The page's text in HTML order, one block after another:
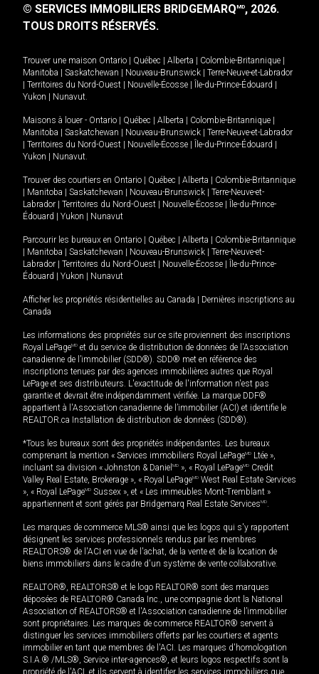
© SERVICES IMMOBILIERS BRIDGEMARQMD, 2026.
TOUS DROITS RÉSERVÉS.
Trouver une maison Ontario Québec Alberta Colombie-Britannique
Manitoba
Saskatchewan Nouveau-Brunswick
Terre-Neuve-et-Labrador
Territoires du Nord-Ouest Nouvelle-Écosse Île-du-Prince-Édouard
Yukon
Nunavut.
Maisons à louer - Ontario Québec Alberta Colombie-Britannique
Manitoba
Saskatchewan Nouveau-Brunswick
Terre-Neuve-et-Labrador
Territoires du Nord-Ouest Nouvelle-Écosse Île-du-Prince-Édouard
Yukon
Nunavut.
Trouver des courtiers en Ontario Québec Alberta
Colombie-Britannique
Manitoba Saskatchewan Nouveau-Brunswick
Terre-Neuve-et-
Labrador
Territoires du Nord-Ouest Nouvelle-Écosse
Île-du-Prince-
Édouard
Yukon Nunavut
Parcourir les bureaux en Ontario Québec Alberta
Colombie-Britannique
Manitoba Saskatchewan Nouveau-Brunswick
Terre-Neuve-et-
Labrador
Territoires du Nord-Ouest Nouvelle-Écosse
Île-du-Prince-
Édouard
Yukon Nunavut
Afficher les propriétés résidentielles au Canada
Dernières inscriptions au
Canada
Les informations des propriétés sur ce site proviennent des inscriptions
Royal LePageMD et du service de distribution de données de l'Association
canadienne de l’immobilier (SDD®). SDD® met en référence des
inscriptions tenues par des agences immobilières autres que Royal
LePage et ses distributeurs. L'exactitude de l'information n'est pas
garantie et devrait être indépendamment vérifiée. La marque DDF®
appartient à l'Association canadienne de l’immobilier (ACI) et identifie le
REALTOR.ca Installation de distribution de données (SDD®).
*Tous les bureaux sont des propriétés indépendantes. Les bureaux
comprenant la mention « Services immobiliers Royal LePageMD Ltée »,
incluant sa division « Johnston & Daniel MD », « Royal LePageMD Credit
Valley Real Estate, Brokerage », « Royal LePageMD West Real Estate Services
», « Royal LePageMD Sussex », et « Les immeubles Mont-Tremblant »
appartiennent et sont gérés par Bridgemarq Real Estate ServicesMD.
Les marques de commerce MLS® ainsi que les logos qui s'y rapportent
désignent les services professionnels rendus par les membres
REALTORS® de l'ACI en vue de l'achat, de la vente et de la location de
biens immobiliers dans le cadre d'un système de vente collaborative.
REALTOR®, REALTORS® et le logo REALTOR® sont des marques
déposées de REALTOR® Canada Inc., une compagnie dont la National
Association of REALTORS® et l'Association canadienne de l’immobilier
sont propriétaires. Les marques de commerce REALTOR® servent à
distinguer les services immobiliers offerts par les courtiers et agents
immobilier en tant que membres de l'ACI. Les marques d'homologation
S.I.A.® /MLS®, Service inter-agences®, et leurs logos respectifs sont la